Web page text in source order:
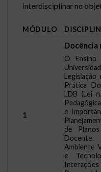
interdisciplinar no
MÓDULO
1
Docência
O Ensino
Legislação
Prática
LDB (Lei
e
de
Docente.
Ambiente
e